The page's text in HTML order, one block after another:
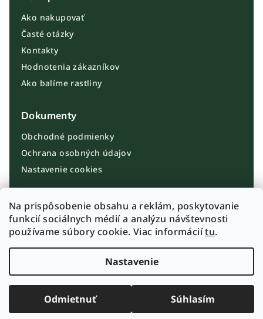
Na prispôsobenie obsahu a reklám, poskytovanie
funkcií sociálnych médií a analýzu návštevnosti
používame súbory cookie. Viac informáciítu.
Nastavenie
Odmietnuť Súhlasím
Ako nakupovať
Časté otázky
Kontakty
Hodnotenia zákazníkov
Ako balíme rastliny
Dokumenty
Obchodné podmienky
Ochrana osobných údajov
Nastavenie cookies
Kontakt
info@plantbros.sk
+421 910 100 099
Instagram PlantBros
© 2026 PlantBros.sk
Doručenie do 24h · Bezpečné balenie rastlín